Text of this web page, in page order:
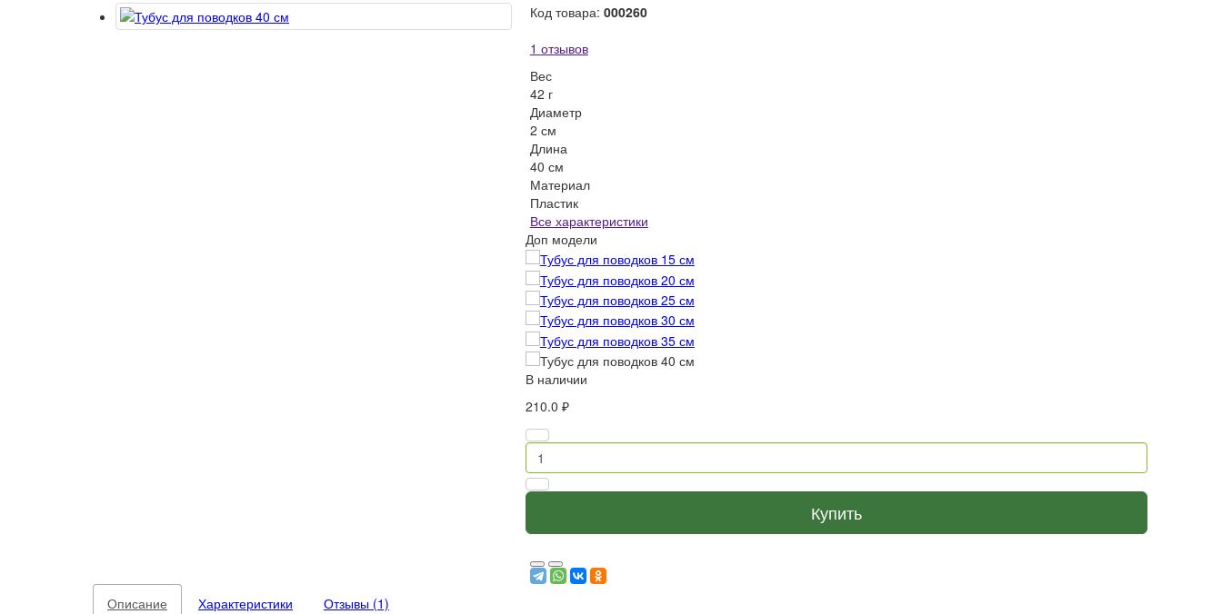
Код товара: 000260
1 отзывов
Вес
42 г
Диаметр
2 см
Длина
40 см
Материал
Пластик
Все характеристики
Доп модели
В наличии
210.0 ₽
Купить
Описание Характеристики
Отзывы (1)